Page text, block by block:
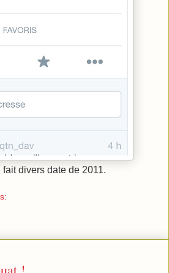
divers date de 2011.
!